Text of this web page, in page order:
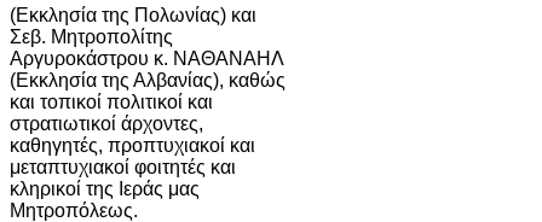
(Εκκλησία της Πολωνίας) και
Σεβ. Μητροπολίτης
Αργυροκάστρου κ. ΝΑΘΑΝΑΗΛ
(Εκκλησία της Αλβανίας), καθώς
και τοπικοί πολιτικοί και
στρατιωτικοί άρχοντες,
καθηγητές, προπτυχιακοί και
μεταπτυχιακοί φοιτητές και
κληρικοί της Ιεράς μας
Μητροπόλεως.